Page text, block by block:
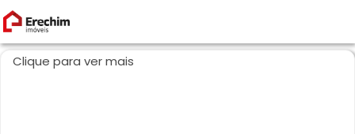
Clique para ver mais